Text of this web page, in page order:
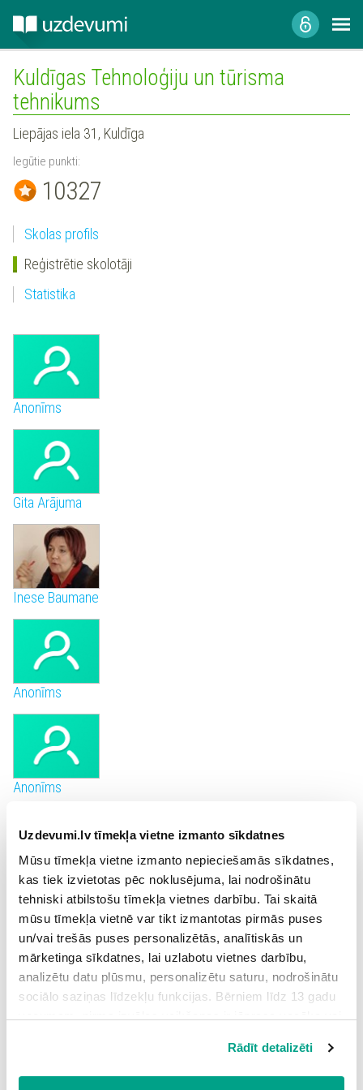
Uzdevumi.lv tīmekļa vietne izmanto sīkdatnes
Mūsu tīmekļa vietne izmanto nepieciešamās sīkdatnes,
kas tiek izvietotas pēc noklusējuma, lai nodrošinātu
tehniski atbilstošu tīmekļa vietnes darbību. Tai skaitā
mūsu tīmekļa vietnē var tikt izmantotas pirmās puses
un/vai trešās puses personalizētās, analītiskās un
mārketinga sīkdatnes, lai uzlabotu vietnes darbību,
analizētu datu plūsmu, personalizētu saturu, nodrošinātu
sociālo saziņas līdzekļu funkcijas. Bērniem līdz 13 gadu
Spiežot uz pogas “Apstiprināt visas”, Jūs piekrītat visām
sīkdatnēm, kas atrodas šajā tīmekļa vietnē, ieskaitot
Rādīt detalizēti
Kuldīgas Tehnoloģiju un tūrisma
tehnikums
Liepājas iela 31, Kuldīga
Iegūtie punkti:
10327
Skolas profils
Reģistrētie skolotāji
Statistika
Anonīms
Gita Arājuma
Inese Baumane
Anonīms
Anonīms
Anonīms
Anonīms